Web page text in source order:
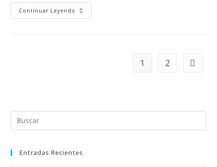
Continuar Leyendo
1 2
Entradas Recientes